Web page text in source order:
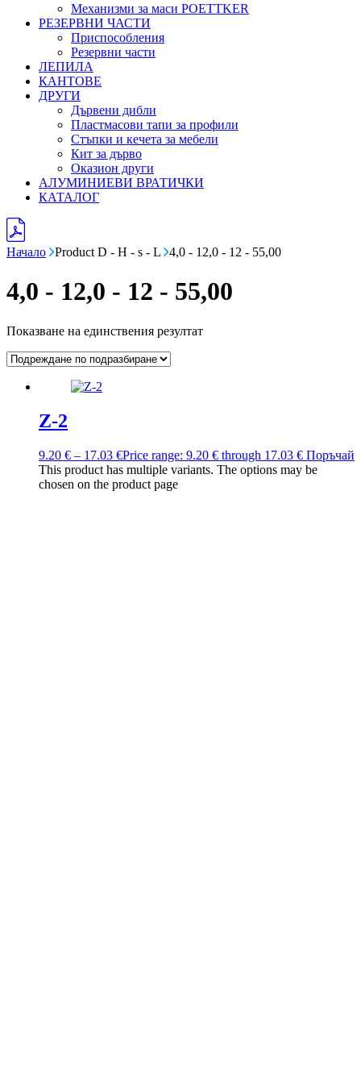
Механизми за маси POETTKER
РЕЗЕРВНИ ЧАСТИ
Приспособления
Резервни части
ЛЕПИЛА
КАНТОВЕ
ДРУГИ
Дървени дибли
Пластмасови тапи за профили
Стъпки и кечета за мебели
Кит за дърво
Оказион други
АЛУМИНИЕВИ ВРАТИЧКИ
КАТАЛОГ
Начало Product D - H - s - L 4,0 - 12,0 - 12 - 55,00
4,0 - 12,0 - 12 - 55,00
Показване на единствения резултат
Z-2
9.20 € – 17.03 €Price range: 9.20 € through 17.03 € Поръчай
This product has multiple variants. The options may be
chosen on the product page